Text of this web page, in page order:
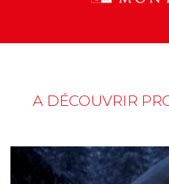
A DÉCOUVRIR